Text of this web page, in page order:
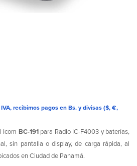
recibimos pagos en Bs. y divisas ($, €,
Icom BC-191para Radio IC-F4003 y baterías,
sin pantalla o display, de carga rápida, al
en Ciudad de Panamá.